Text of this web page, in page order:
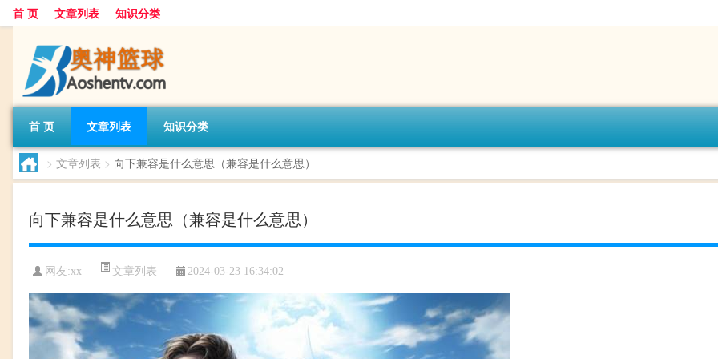
首 页 文章列表 知识分类
首 页 文章列表 知识分类
> 文章列表 > 向下兼容是什么意思（兼容是什么意思）
向下兼容是什么意思（兼容是什么意思）
网友:xx 文章列表 2024-03-23 16:34:02